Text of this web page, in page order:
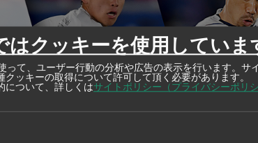
・オリヴェイラ、レアンドロ、アダイウトンと、
はクッキーを使用していま
って、ユーザー行動の分析や広告の表示を行います。サ
クッキーの取得について許可して頂く必要があります。
について、詳しくはサイトポリシー（プライバシーポリシ